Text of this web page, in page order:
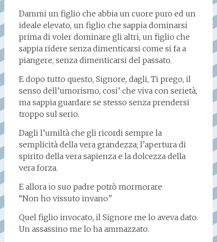
Dammi un figlio che abbia un cuore puro ed un
ideale elevato, un figlio che sappia dominarsi
prima di voler dominare gli altri, un figlio che
sappia ridere senza dimenticarsi come si fa a
piangere, senza dimenticarsi del passato.
E dopo tutto questo, Signore, dagli, Ti prego, il
senso dell’umorismo, cosi’ che viva con serietà,
ma sappia guardare se stesso senza prendersi
troppo sul serio.
Dagli l’umiltà che gli ricordi sempre la
semplicità della vera grandezza; l’apertura di
spirito della vera sapienza e la dolcezza della
vera forza.
E allora io suo padre potrò mormorare
“Non ho vissuto invano”
Quel figlio invocato, il Signore me lo aveva dato.
Un assassino me lo ha ammazzato.